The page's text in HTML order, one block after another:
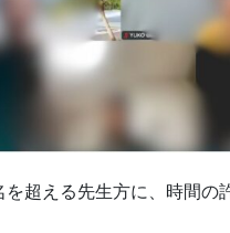
を超える先生方に、時間の